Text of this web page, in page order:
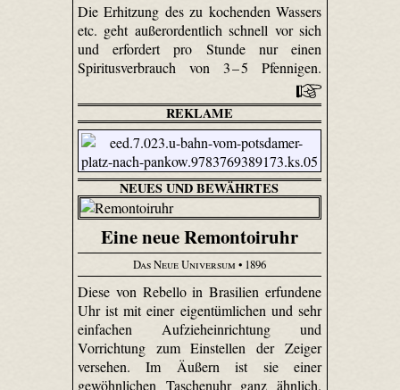
Die Erhitzung des zu kochenden Wassers
etc. geht außerordentlich schnell vor sich
und erfordert pro Stunde nur einen
Spiritus­verbrauch von 3 – 5 Pfennigen.
REKLAME
NEUES UND BEWÄHRTES
Eine neue Remontoiruhr
Das Neue Universum • 1896
Diese von Rebello in Brasilien erfundene
Uhr ist mit einer eigentümlichen und sehr
einfachen Aufzieheinrichtung und
Vorrichtung zum Einstellen der Zeiger
versehen. Im Äußern ist sie einer
gewöhnlichen Taschenuhr ganz ähnlich.